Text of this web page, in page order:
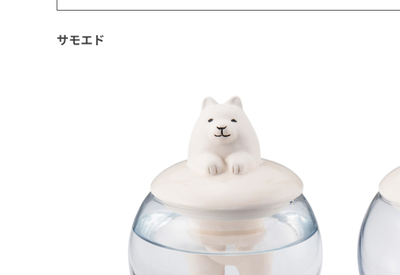
サモエド